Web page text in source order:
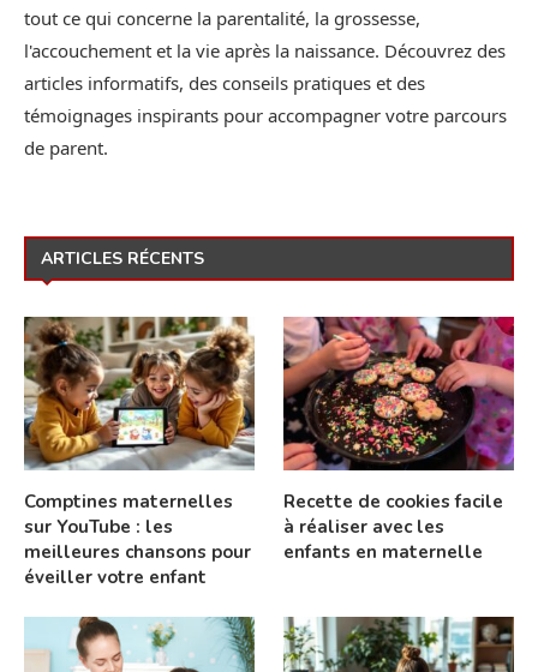
tout ce qui concerne la parentalité, la grossesse,
l'accouchement et la vie après la naissance. Découvrez des
articles informatifs, des conseils pratiques et des
témoignages inspirants pour accompagner votre parcours
de parent.
ARTICLES RÉCENTS
Comptines maternelles
sur YouTube : les
meilleures chansons pour
éveiller votre enfant
Recette de cookies facile
à réaliser avec les
enfants en maternelle